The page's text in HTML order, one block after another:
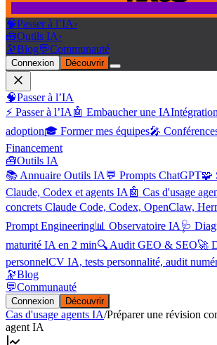
🧠Passer à l’IA›
🧰Outils IA›
🔭Blog💬Communauté
Connexion Découvrir
🧠Passer à l’IA
⚡ Passer à l’IA 🤖 Embaucher une IA
adoption🎓 Former mes équipes🎤
Financement
🧰Outils IA
📚 Annuaire Outils IA 💬 Prompts ChatGPT🧩
Claude, Codex et agents IA 🤖 Cas d'usage
concrets Claude Code, Codex, OpenClaw,
Prompt Engineering📊 Observatoire IA 🩺
maturité IA en 2 min🔍 Audit GEO & SEO🚀
personnelCV IA, tests personnalité, audit
🔭Blog
💬Communauté
Connexion Découvrir
Cas d'usage agents IA/Préparer une révision
agent IA